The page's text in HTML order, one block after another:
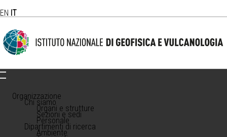
EN IT
Organizzazione
Chi siamo
Organi e strutture
Sezioni e sedi
Personale
Dipartimenti di ricerca
Ambiente